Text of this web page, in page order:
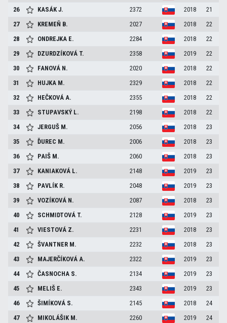
26
KASÁKJ. 2372 2018
21
27
KREMEŇ B. 2027 2018
22
28
ONDREJKA E. 2284 2018
22
29
DZURDZÍKOVÁ T. 2358 2019
22
30
FANOVÁ N. 2020 2018
22
31
HUJKA M. 2329 2018
22
32
HEČKOVÁA. 2355 2018
22
33
STUPAVSKÝ L. 2198 2018
22
34
JERGUŠ M. 2056 2018
23
35
ĎUREC M. 2006 2018
23
36
PAIŠ M. 2060 2018
23
37
KANIAKOVÁ L. 2148 2019
23
38
PAVLÍK R. 2048 2019
23
39
VOZÍKOVÁ N. 2087 2018
23
40
SCHMIDTOVÁ T. 2128 2019
23
41
VIESTOVÁ Z. 2231 2018
23
42
ŠVANTNER M. 2232 2018
23
43
MAJERČÍKOVÁA. 2322 2019
23
44
ČASNOCHA S. 2134 2019
23
45
MELIŠ E. 2343 2019
23
46
ŠIMÍKOVÁ S. 2145 2018
24
47
MIKOLÁŠIK M. 2260 2019 24